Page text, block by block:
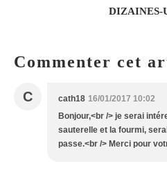
DIZAINES-
Commenter cet
C cath18 16/01/2017 10:02
Bonjour,<br /> je serai
sauterelle et la fourmi,
passe.<br /> Merci pour